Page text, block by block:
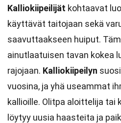
Kalliokiipeilijät kohtaavat
käyttävät taitojaan sekä
saavuttaakseen huiput.
ainutlaatuisen tavan kokea
rajojaan. Kalliokiipeilyn
vuosina, ja yhä useammat
kallioille. Olitpa aloittelija tai
löytyy uusia haasteita ja